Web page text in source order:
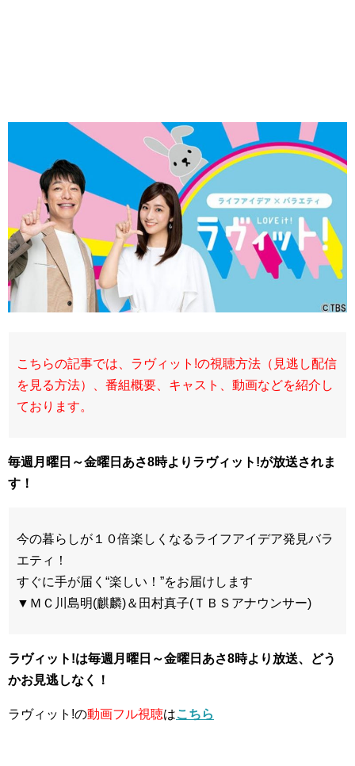
こちらの記事では、ラヴィット!の視聴方法（見逃し配信
を見る方法）、番組概要、キャスト、動画などを紹介し
ております。
毎週月曜日～金曜日あさ8時よりラヴィット!が放送されま
す！
今の暮らしが１０倍楽しくなるライフアイデア発見バラ
エティ！
すぐに手が届く“楽しい！”をお届けします
▼ＭＣ川島明(麒麟)＆田村真子(ＴＢＳアナウンサー)
ラヴィット!は毎週月曜日～金曜日あさ8時より放送、どう
かお見逃しなく！
ラヴィット!の動画フル視聴はこちら